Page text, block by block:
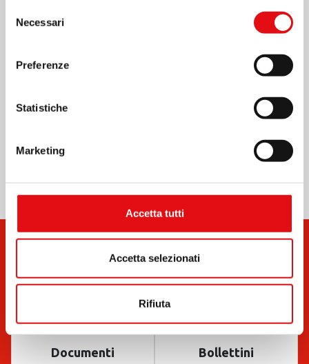
delNecessari
Preferenze
Statistiche
Marketing
Accetta tutti
Accetta selezionati
Rifiuta
Documenti Bollettini